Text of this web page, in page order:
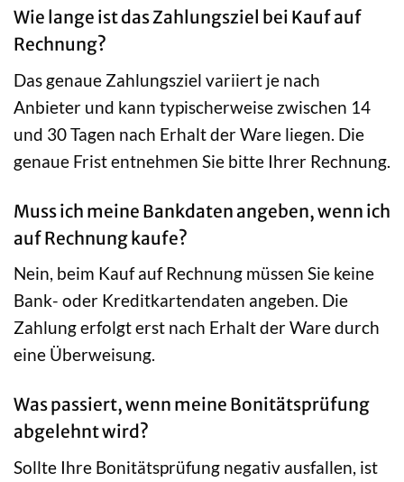
Wie lange ist das Zahlungsziel bei Kauf auf
Rechnung?
Das genaue Zahlungsziel variiert je nach
Anbieter und kann typischerweise zwischen 14
und 30 Tagen nach Erhalt der Ware liegen. Die
genaue Frist entnehmen Sie bitte Ihrer Rechnung.
Muss ich meine Bankdaten angeben, wenn ich
auf Rechnung kaufe?
Nein, beim Kauf auf Rechnung müssen Sie keine
Bank- oder Kreditkartendaten angeben. Die
Zahlung erfolgt erst nach Erhalt der Ware durch
eine Überweisung.
Was passiert, wenn meine Bonitätsprüfung
abgelehnt wird?
Sollte Ihre Bonitätsprüfung negativ ausfallen, ist